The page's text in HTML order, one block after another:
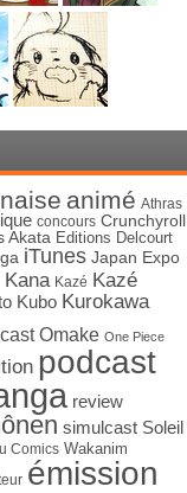
animé Athras
concours Crunchyroll
Akata Editions Delcourt
iTunes Japan Expo
Kana Kazé Kazé
Kubo Kurokawa
Omake One Piece
podcast
review
simulcast Soleil
Comics Wakanim
émission